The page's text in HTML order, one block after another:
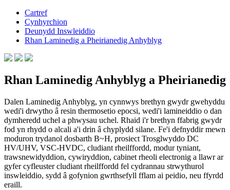
Cartref
Cynhyrchion
Deunydd Inswleiddio
Rhan Laminedig a Pheirianedig Anhyblyg
Rhan Laminedig Anhyblyg a Pheirianedig
Dalen Laminedig Anhyblyg, yn cynnwys brethyn gwydr gwehyddu
wedi'i drwytho â resin thermosetio epocsi, wedi'i lamineiddio o dan
dymheredd uchel a phwysau uchel. Rhaid i'r brethyn ffabrig gwydr
fod yn rhydd o alcali a'i drin â chyplydd silane. Fe'i defnyddir mewn
moduron trydanol dosbarth B~H, prosiect Trosglwyddo DC
HV/UHV, VSC-HVDC, cludiant rheilffordd, modur tyniant,
trawsnewidyddion, cywiryddion, cabinet rheoli electronig a llawr ar
gyfer cyfleuster cludiant rheilffordd fel cydrannau strwythurol
inswleiddio, sydd â gofynion gwrthsefyll fflam ai peidio, neu ffyrdd
eraill.